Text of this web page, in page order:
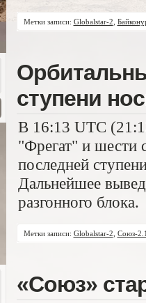
Метки записи: Globalstar-2
ступени
В 16:13 UTC
"Фрегат" и шести
последней
Дальнейшее
разгонного блока.
Метки записи: Globalstar-2 Союз-
«Союз»